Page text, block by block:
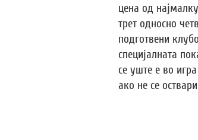
цена од
трет односно
подготвени
специјалната
се уште е во
ако не се